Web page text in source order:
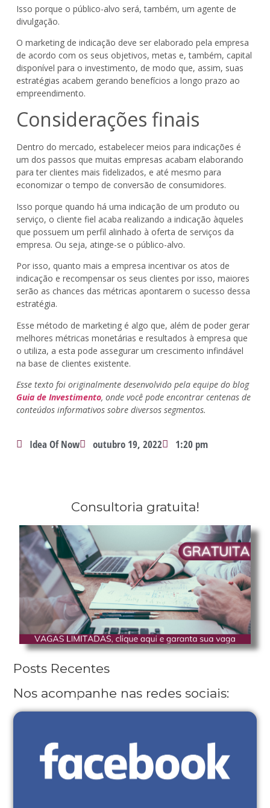
Isso porque o público-alvo será, também, um agente de
divulgação.
O marketing de indicação deve ser elaborado pela empresa
de acordo com os seus objetivos, metas e, também, capital
disponível para o investimento, de modo que, assim, suas
estratégias acabem gerando benefícios a longo prazo ao
empreendimento.
Considerações finais
Dentro do mercado, estabelecer meios para indicações é
um dos passos que muitas empresas acabam elaborando
para ter clientes mais fidelizados, e até mesmo para
economizar o tempo de conversão de consumidores.
Isso porque quando há uma indicação de um produto ou
serviço, o cliente fiel acaba realizando a indicação àqueles
que possuem um perfil alinhado à oferta de serviços da
empresa. Ou seja, atinge-se o público-alvo.
Por isso, quanto mais a empresa incentivar os atos de
indicação e recompensar os seus clientes por isso, maiores
serão as chances das métricas apontarem o sucesso dessa
estratégia.
Esse método de marketing é algo que, além de poder gerar
melhores métricas monetárias e resultados à empresa que
o utiliza, a esta pode assegurar um crescimento infindável
na base de clientes existente.
Esse texto foi originalmente desenvolvido pela equipe do blog
Guia de Investimento, onde você pode encontrar centenas de
conteúdos informativos sobre diversos segmentos.
Idea Of Now outubro 19, 2022 1:20 pm
Consultoria gratuita!
Posts Recentes
Nos acompanhe nas redes sociais: